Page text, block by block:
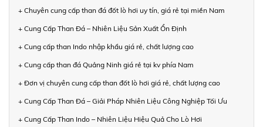
+ Chuyên cung cấp than đá đốt lò hơi uy tín, giá rẻ tại miền Nam
+ Cung Cấp Than Đá – Nhiên Liệu Sản Xuất Ổn Định
+ Cung cấp than Indo nhập khẩu giá rẻ, chất lượng cao
+ Cung cấp than đá Quảng Ninh giá rẻ tại kv phía Nam
+ Đơn vị chuyên cung cấp than đốt lò hơi giá rẻ, chất lượng cao
+ Cung Cấp Than Đá – Giải Pháp Nhiên Liệu Công Nghiệp Tối Ưu
+ Cung Cấp Than Indo – Nhiên Liệu Hiệu Quả Cho Lò Hơi